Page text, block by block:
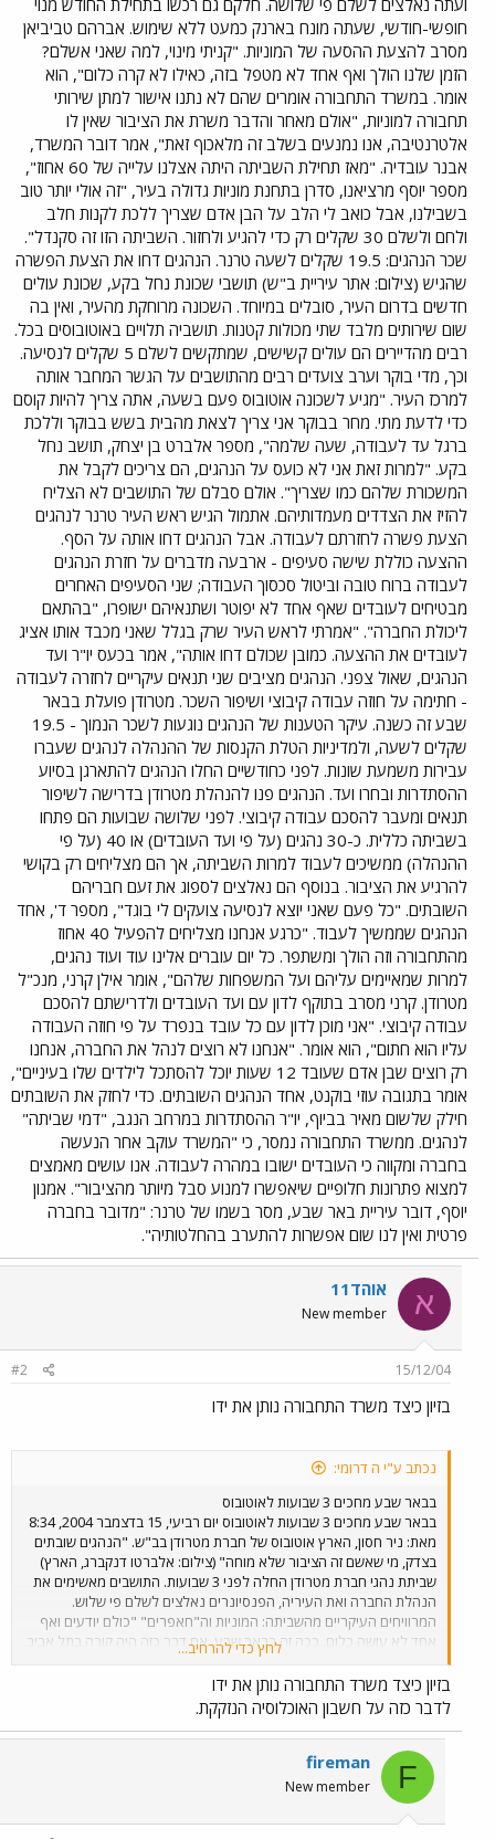
חופשי-חודשי, שעתה מונח בארנק כמעט ללא שימוש. אברהם טביביאן
מסרב להצעת ההסעה של המוניות. "קניתי מינוי, למה שאני אשלם?
הזמן שלנו הולך ואף אחד לא מטפל בזה, כאילו לא קרה כלום", הוא
אומר. במשרד התחבורה אומרים שהם לא נתנו אישור למתן שירותי
תחבורה למוניות, "אולם מאחר והדבר משרת את הציבור שאין לו
אלטרנטיבה, אנו נמנעים בשלב זה מלאכוף זאת", אמר דובר המשרד,
אבנר עובדיה. "מאז תחילת השביתה היתה אצלנו עלייה של 60 אחוז",
מספר יוסף מרציאנו, סדרן בתחנת מוניות גדולה בעיר, "זה אולי יותר טוב
בשבילנו, אבל כואב לי הלב על הבן אדם שצריך ללכת לקנות חלב
ולחם ולשלם 30 שקלים רק כדי להגיע ולחזור. השביתה הזו זה סקנדל".
שכר הנהגים: 19.5 שקלים לשעה טרנר. הנהגים דחו את הצעת הפשרה
שהגיש (צילום: אתר עיריית ב"ש) תושבי שכונת נחל בקע, שכונת עולים
חדשים בדרום העיר, סובלים במיוחד. השכונה מרוחקת מהעיר, ואין בה
שום שירותים מלבד שתי מכולות קטנות. תושביה תלויים באוטובוסים בכל.
רבים מהדיירים הם עולים קשישים, שמתקשים לשלם 5 שקלים לנסיעה.
וכך, מדי בוקר וערב צועדים רבים מהתושבים על הגשר המחבר אותה
למרכז העיר. "מגיע לשכונה אוטובוס פעם בשעה, אתה צריך להיות קוסם
כדי לדעת מתי. מחר בבוקר אני צריך לצאת מהבית בשש בבוקר וללכת
ברגל עד לעבודה, שעה שלמה", מספר אלברט בן יצחק, תושב נחל
בקע. "למרות זאת אני לא כועס על הנהגים, הם צריכים לקבל את
המשכורת שלהם כמו שצריך". אולם סבלם של התושבים לא הצליח
להזיז את הצדדים מעמדותיהם. אתמול הגיש ראש העיר טרנר לנהגים
הצעת פשרה לחזרתם לעבודה. אבל הנהגים דחו אותה על הסף.
ההצעה כוללת שישה סעיפים - ארבעה מדברים על חזרת הנהגים
לעבודה ברוח טובה וביטול סכסוך העבודה; שני הסעיפים האחרים
מבטיחים לעובדים שאף אחד לא יפוטר ושתנאיהם ישופרו, "בהתאם
ליכולת החברה". "אמרתי לראש העיר שרק בגלל שאני מכבד אותו אציג
לעובדים את ההצעה. כמובן שכולם דחו אותה", אמר בכעס יו"ר ועד
הנהגים, שאול צפני. הנהגים מציבים שני תנאים עיקריים לחזרה לעבודה
- חתימה על חוזה עבודה קיבוצי ושיפור השכר. מטרודן פועלת בבאר
שבע זה כשנה. עיקר הטענות של הנהגים נוגעות לשכר הנמוך - 19.5
שקלים לשעה, ולמדיניות הטלת הקנסות של ההנהלה לנהגים שעברו
עבירות משמעת שונות. לפני כחודשיים החלו הנהגים להתארגן בסיוע
ההסתדרות ובחרו ועד. הנהגים פנו להנהלת מטרודן בדרישה לשיפור
תנאים ומעבר להסכם עבודה קיבוצי. לפני שלושה שבועות הם פתחו
בשביתה כללית. כ-30 נהגים (על פי ועד העובדים) או 40 (על פי
ההנהלה) ממשיכים לעבוד למרות השביתה, אך הם מצליחים רק בקושי
להרגיע את הציבור. בנוסף הם נאלצים לספוג את זעם חבריהם
השובתים. "כל פעם שאני יוצא לנסיעה צועקים לי בוגד", מספר ד', אחד
הנהגים שממשיך לעבוד. "כרגע אנחנו מצליחים להפעיל 40 אחוז
מהתחבורה וזה הולך ומשתפר. כל יום עוברים אלינו עוד ועוד נהגים,
למרות שמאיימים עליהם ועל המשפחות שלהם", אומר אילן קרני, מנכ"ל
מטרודן. קרני מסרב בתוקף לדון עם ועד העובדים ולדרישתם להסכם
עבודה קיבוצי. "אני מוכן לדון עם כל עובד בנפרד על פי חוזה העבודה
עליו הוא חתום", הוא אומר. "אנחנו לא רוצים לנהל את החברה, אנחנו
רק רוצים שבן אדם שעובד 12 שעות יוכל להסתכל לילדים שלו בעיניים",
אומר בתגובה עוזי בוקנט, אחד הנהגים השובתים. כדי לחזק את השובתים
חילק שלשום מאיר בביוף, יו"ר ההסתדרות במרחב הנגב, "דמי שביתה"
לנהגים. ממשרד התחבורה נמסר, כי "המשרד עוקב אחר הנעשה
בחברה ומקווה כי העובדים ישובו במהרה לעבודה. אנו עושים מאמצים
למצוא פתרונות חלופיים שיאפשרו למנוע סבל מיותר מהציבור". אמנון
יוסף, דובר עיריית באר שבע, מסר בשמו של טרנר: "מדובר בחברה
פרטית ואין לנו שום אפשרות להתערב בהחלטותיה".
א אוהד11
New member
15/12/04
#2
בזיון כיצד משרד התחבורה נותן את ידו
נכתב ע"י ה דרומי:
בבאר שבע מחכים 3 שבועות לאוטובוס
בבאר שבע מחכים 3 שבועות לאוטובוס יום רביעי, 15 בדצמבר 2004, 8:34
מאת: ניר חסון, הארץ אוטובוס של חברת מטרודן בב"ש. "הנהגים שובתים
בצדק, מי שאשם זה הציבור שלא מוחה" (צילום: אלברטו דנקברג, הארץ)
שביתת נהגי חברת מטרודן החלה לפני 3 שבועות. התושבים מאשימים את
הנהלת החברה ואת העיריה, הפנסיונרים נאלצים לשלם פי שלוש.
המרוויחים העיקריים מהשביתה: המוניות וה"חאפרים" "כולם יודעים ואף
אחד לא עושה כלום, ככה זה בבאר שבע. אם דבר כזה היה קורה בתל אביב,
תוך יומיים זה היה נגמר", אמר אתמול בכעס עזרא שמעיה, תושב באר שבע
שהמתין שעה ארוכה לאוטובוס, בתחנה ליד השוק העירוני. היום ימלאו
נהגי חברת "מטרודן", המפעילה את שירותי התחבורה הציבורית בעיר,
שובתים במחאה על תנאי התעסוקה המשפילים, לדבריהם. גם ניסיונות
התיווך של ראש העיר יעקב טרנר עלו בתוהו. ובינתיים התושבים ממשיכים
לסבול ונהגי המוניות וה"חאפרים" ממשיכים לחגוג. אלפי תושבי באר שבע
שממשיכים לחכות שעות ארוכות מדי יום בתחנות האוטובוס, מפנים את
עיקר זעמם להנהלת החברה ולעירייה. בסקר מקרי זוכים הנהגים השובתים
לחץ כדי להרחיב...
בזיון כיצד משרד התחבורה נותן את ידו
לדבר כזה על חשבון האוכלוסיה הנזקקת.
F
fireman
New member